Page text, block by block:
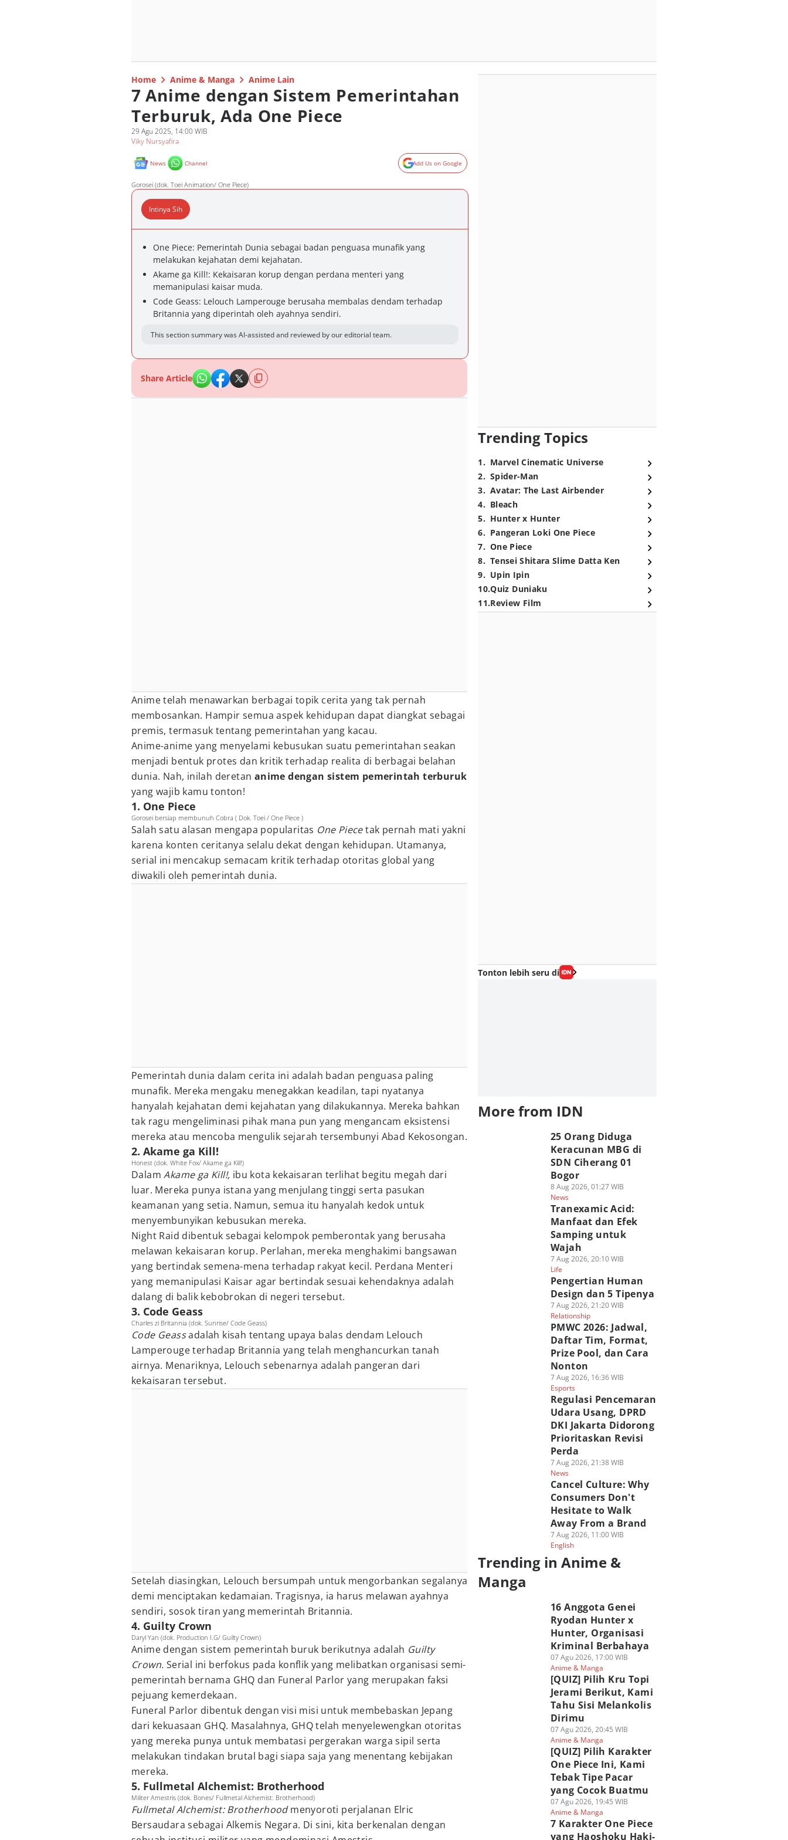
Home Anime & Manga Anime Lain
7 Anime dengan Sistem Pemerintahan
Terburuk, Ada One Piece
29 Agu 2025, 14:00 WIB
Viky Nursyafira
News Channel Add Us on Google
Gorosei (dok. Toei Animation/ One Piece)
Intinya Sih
One Piece: Pemerintah Dunia sebagai badan penguasa munafik yang
melakukan kejahatan demi kejahatan.
Akame ga Kill!: Kekaisaran korup dengan perdana menteri yang
memanipulasi kaisar muda.
Code Geass: Lelouch Lamperouge berusaha membalas dendam terhadap
Britannia yang diperintah oleh ayahnya sendiri.
This section summary was AI-assisted and reviewed by our editorial team.
Share Article
Anime telah menawarkan berbagai topik cerita yang tak pernah
membosankan. Hampir semua aspek kehidupan dapat diangkat sebagai
premis, termasuk tentang pemerintahan yang kacau.
Anime-anime yang menyelami kebusukan suatu pemerintahan seakan
menjadi bentuk protes dan kritik terhadap realita di berbagai belahan
dunia. Nah, inilah deretan anime dengan sistem pemerintah terburuk
yang wajib kamu tonton!
1. One Piece
Gorosei bersiap membunuh Cobra ( Dok. Toei / One Piece )
Salah satu alasan mengapa popularitas One Piecetak pernah mati yakni
karena konten ceritanya selalu dekat dengan kehidupan. Utamanya,
serial ini mencakup semacam kritik terhadap otoritas global yang
diwakili oleh pemerintah dunia.
Pemerintah dunia dalam cerita ini adalah badan penguasa paling
munafik. Mereka mengaku menegakkan keadilan, tapi nyatanya
hanyalah kejahatan demi kejahatan yang dilakukannya. Mereka bahkan
tak ragu mengeliminasi pihak mana pun yang mengancam eksistensi
mereka atau mencoba mengulik sejarah tersembunyi Abad Kekosongan.
2. Akame ga Kill!
Honest (dok. White Fox/ Akame ga Kill!)
DalamAkame ga Kill!, ibu kota kekaisaran terlihat begitu megah dari
luar. Mereka punya istana yang menjulang tinggi serta pasukan
keamanan yang setia. Namun, semua itu hanyalah kedok untuk
menyembunyikan kebusukan mereka.
Night Raid dibentuk sebagai kelompok pemberontak yang berusaha
melawan kekaisaran korup. Perlahan, mereka menghakimi bangsawan
yang bertindak semena-mena terhadap rakyat kecil. Perdana Menteri
yang memanipulasi Kaisar agar bertindak sesuai kehendaknya adalah
dalang di balik kebobrokan di negeri tersebut.
3. Code Geass
Charles zi Britannia (dok. Sunrise/ Code Geass)
Code Geassadalah kisah tentang upaya balas dendam Lelouch
Lamperouge terhadap Britannia yang telah menghancurkan tanah
airnya. Menariknya, Lelouch sebenarnya adalah pangeran dari
kekaisaran tersebut.
Setelah diasingkan, Lelouch bersumpah untuk mengorbankan segalanya
demi menciptakan kedamaian. Tragisnya, ia harus melawan ayahnya
sendiri, sosok tiran yang memerintah Britannia.
4. Guilty Crown
Daryl Yan (dok. Production I.G/ Guilty Crown)
Anime dengan sistem pemerintah buruk berikutnya adalah Guilty
Crown. Serial ini berfokus pada konflik yang melibatkan organisasi semi-
pemerintah bernama GHQ dan Funeral Parlor yang merupakan faksi
pejuang kemerdekaan.
Funeral Parlor dibentuk dengan visi misi untuk membebaskan Jepang
dari kekuasaan GHQ. Masalahnya, GHQ telah menyelewengkan otoritas
yang mereka punya untuk membatasi pergerakan warga sipil serta
melakukan tindakan brutal bagi siapa saja yang menentang kebijakan
mereka.
5. Fullmetal Alchemist: Brotherhood
Militer Amestris (dok. Bones/ Fullmetal Alchemist: Brotherhood)
Fullmetal Alchemist: Brotherhoodmenyoroti perjalanan Elric
Bersaudara sebagai Alkemis Negara. Di sini, kita berkenalan dengan
Trending Topics
1. Marvel Cinematic Universe
2. Spider-Man
3. Avatar: The Last Airbender
4. Bleach
5. Hunter x Hunter
6. Pangeran Loki One Piece
7. One Piece
8. Tensei Shitara Slime Datta Ken
9. Upin Ipin
10.Quiz Duniaku
11.Review Film
Tonton lebih seru di
More from IDN
25 Orang Diduga
Keracunan MBG di
SDN Ciherang 01
Bogor
8 Aug 2026, 01:27 WIB
News
Tranexamic Acid:
Manfaat dan Efek
Samping untuk
Wajah
7 Aug 2026, 20:10 WIB
Life
Pengertian Human
Design dan 5 Tipenya
7 Aug 2026, 21:20 WIB
Relationship
PMWC 2026: Jadwal,
Daftar Tim, Format,
Prize Pool, dan Cara
Nonton
7 Aug 2026, 16:36 WIB
Esports
Regulasi Pencemaran
Udara Usang, DPRD
DKI Jakarta Didorong
Prioritaskan Revisi
Perda
7 Aug 2026, 21:38 WIB
News
Cancel Culture: Why
Consumers Don't
Hesitate to Walk
Away From a Brand
7 Aug 2026, 11:00 WIB
English
Trending in Anime &
Manga
16 Anggota Genei
Ryodan Hunter x
Hunter, Organisasi
Kriminal Berbahaya
07 Agu 2026, 17:00 WIB
Anime & Manga
[QUIZ] Pilih Kru Topi
Jerami Berikut, Kami
Tahu Sisi Melankolis
Dirimu
07 Agu 2026, 20:45 WIB
Anime & Manga
[QUIZ] Pilih Karakter
One Piece Ini, Kami
Tebak Tipe Pacar
yang Cocok Buatmu
07 Agu 2026, 19:45 WIB
Anime & Manga
7 Karakter One Piece
yang Haoshoku Haki-